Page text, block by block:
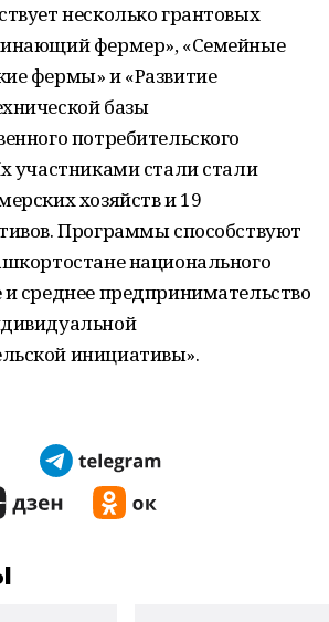
несколько грантовых
фермер», «Семейные
фермы» и «Развитие
базы
потребительского
участниками стали стали
хозяйств и 19
Программы способствуют
национального
среднее предпринимательство
инициативы».